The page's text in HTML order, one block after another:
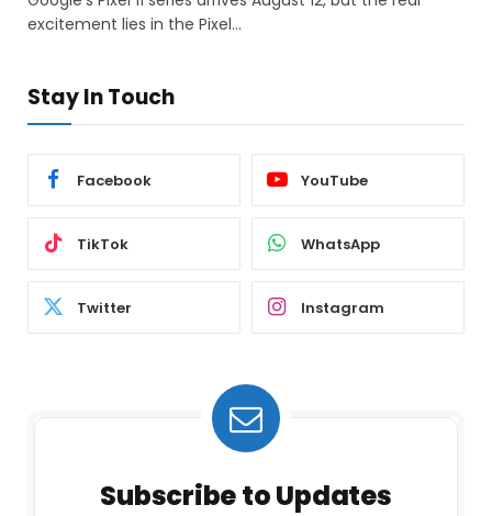
excitement lies in the Pixel…
Stay In Touch
Facebook YouTube
TikTok WhatsApp
Twitter Instagram
Subscribe to Updates